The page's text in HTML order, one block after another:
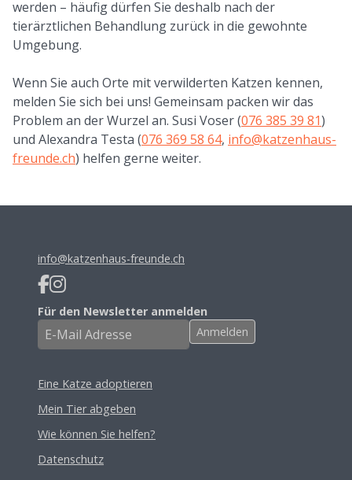
werden – häufig dürfen Sie deshalb nach der
tierärztlichen Behandlung zurück in die gewohnte
Umgebung.
Wenn Sie auch Orte mit verwilderten Katzen kennen,
melden Sie sich bei uns! Gemeinsam packen wir das
Problem an der Wurzel an. Susi Voser (076 385 39 81)
und Alexandra Testa (076 369 58 64, info@katzenhaus-
freunde.ch) helfen gerne weiter.
info@katzenhaus-freunde.ch
Für den Newsletter anmelden
Eine Katze adoptieren
Mein Tier abgeben
Wie können Sie helfen?
Datenschutz